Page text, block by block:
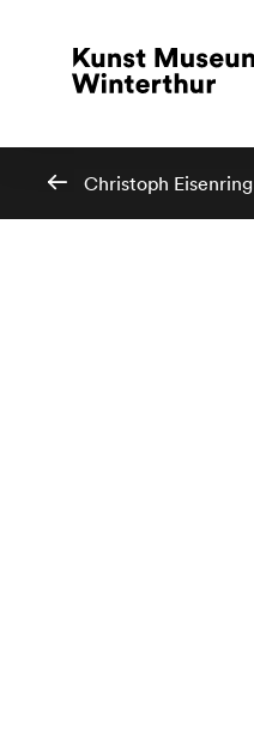
Christoph Eisenring